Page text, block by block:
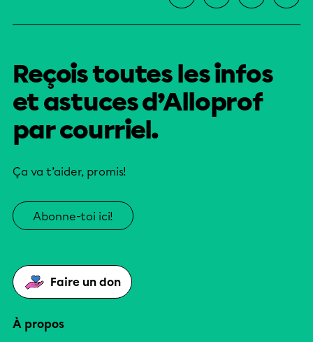
Reçois toutes les infos
et astuces d’Alloprof
par courriel.
Ça va t’aider, promis!
Abonne-toi ici!
Faire un don
À propos